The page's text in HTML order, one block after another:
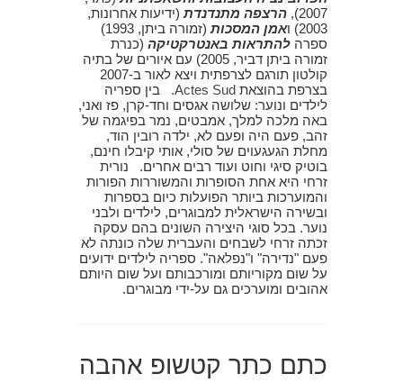
2007),
הרצפה מתנדנדת (ידיעות אחרונות,
2003) ו
אמן המסכות
(זמורה ביתן, 1993)
ספרה להתראות באנטרקטיקה (כנרת
זמורה ביתן דביר, 2005) עם איורים של בתיה
קולטון תורגם לצרפתית ויצא לאור ב-2007
בצרפת בהוצאת Actes Sud. בין ספריה
לילדים ונוער: שלושה אגסים וחד-קרן, פז ואני,
באה מלכה למלך, אמבטים, נמר בפיגמה של
זהב, פעם היה ופעם לא, ילדה רובין הוד,
מחלת הגעגעוים של סולי, אותי קיבלו חינם,
בוטיק סיגי וחוט ועוד רבים אחרים. נורית
זרחי היא אחת הסופרות והמשוררות הפורות
והמוערכות ביותר הפועלות כיום בספרות
ובשירה הישראלית למבוגרים, לילדים ולבני
נוער. בכל סוגי היצירה השונים בהם עסקה
זכתה זרחי לשבחים והעברית שלה כונתה לא
פעם "נדירה" ו"נפלאה". ספריה לילדים ידועים
על שום מקוריותם ומורכבותם ועל שום היותם
אהובים ומוערכים גם על-ידי מבוגרים.
כתם כתר קטשופ אהבה